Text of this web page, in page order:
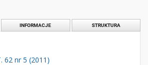
INFORMACJE STRUKTURA
62 nr 5 (2011)